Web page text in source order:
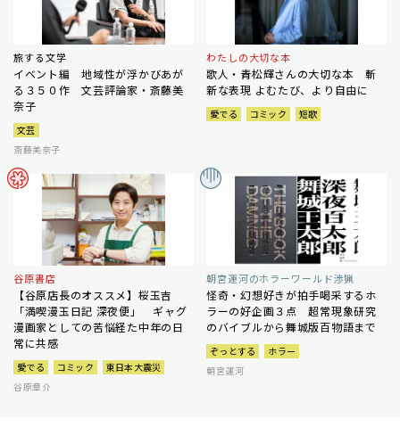
旅する文学
イベント編 地域性が浮かびあが
る３５０作 文芸評論家・斎藤美
奈子
文芸
斎藤美奈子
わたしの大切な本
歌人・青松輝さんの大切な本 斬
新な表現 よむたび、より自由に
愛でる コミック 短歌
谷原書店
【谷原店長のオススメ】桜玉吉
「満喫漫玉日記 深夜便」 ギャグ
漫画家としての苦悩経た中年の日
常に共感
愛でる コミック
東日本大震災
谷原章介
朝宮運河のホラーワールド渉猟
怪奇・幻想好きが拍手喝采するホ
ラーの好企画３点 超常現象研究
のバイブルから舞城版百物語まで
ぞっとする
ホラー
朝宮運河